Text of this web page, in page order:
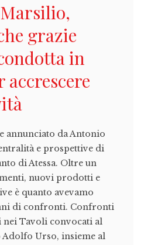
grazie
in
accrescere
annunciato da Antonio
e prospettive di
di Atessa. Oltre un
nuovi prodotti e
è quanto avevamo
di confronti. Confronti
Tavoli convocati al
Urso, insieme al